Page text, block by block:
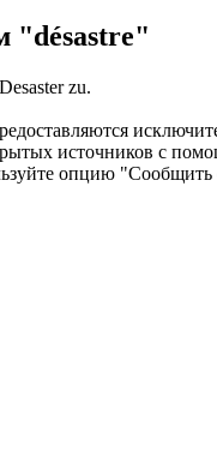
"désastre"
Desasterzu.
источников с
опцию